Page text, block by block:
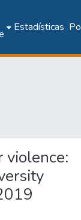
Estadísticas
violence: